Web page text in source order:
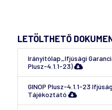
LETÖLTHETŐ
Irányítólap_Ifjúsági
Plusz-4.1.1-23)
GINOP Plusz-4.1.1-23
Tájékoztató